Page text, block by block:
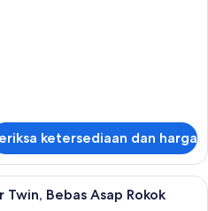
ketersediaan dan harga
Brankas, meja kerja, tirai kedap
Bebas Asap Rokok